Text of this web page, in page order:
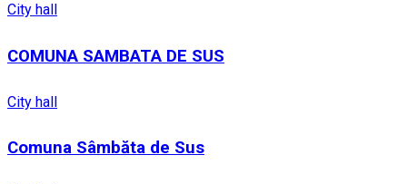
City hall
COMUNA SAMBATA DE SUS
City hall
Comuna Sâmbăta de Sus